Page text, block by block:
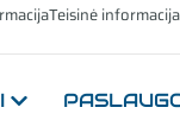
Teisinė informacija